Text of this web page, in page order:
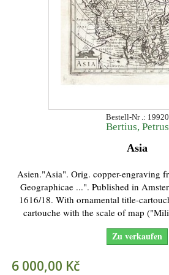
Bestell-Nr .: 19920
Bertius, Petrus
Asia
Asien."Asia". Orig. copper-engraving
Geographicae ...". Published in
1616/18. With ornamental title-
cartouche with the scale of map
Zu verkaufen
6 000,00 Kč